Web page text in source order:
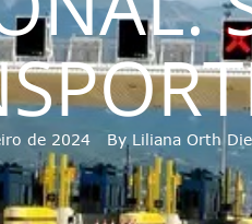
de 2024 By Liliana Orth